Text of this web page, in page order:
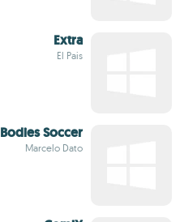
Extra
El Pais
Bodies Soccer
Marcelo Dato